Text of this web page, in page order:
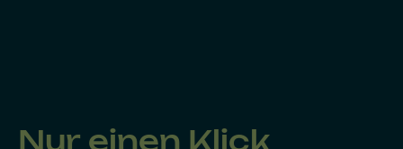
Nur einen Klick